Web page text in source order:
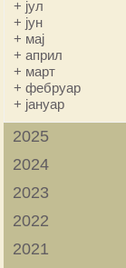
+ јул
+ јун
+ мај
+април
+ март
+фебруар
+ јануар
2025
2024
2023
2022
2021